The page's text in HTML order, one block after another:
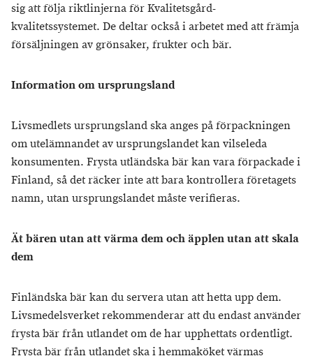
sig att följa riktlinjerna för Kvalitetsgård-
kvalitetssystemet. De deltar också i arbetet med att främja
försäljningen av grönsaker, frukter och bär.
Information om ursprungsland
Livsmedlets ursprungsland ska anges på förpackningen
om utelämnandet av ursprungslandet kan vilseleda
konsumenten. Frysta utländska bär kan vara förpackade i
Finland, så det räcker inte att bara kontrollera företagets
namn, utan ursprungslandet måste verifieras.
Ät bären utan att värma dem och äpplen utan att skala
dem
Finländska bär kan du servera utan att hetta upp dem.
Livsmedelsverket rekommenderar att du endast använder
frysta bär från utlandet om de har upphettats ordentligt.
Frysta bär från utlandet ska i hemmaköket värmas